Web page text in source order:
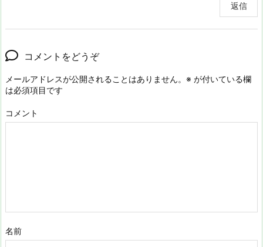
返信
コメントをどうぞ
メールアドレスが公開されることはありません。 ※ が付いている欄
は必須項目です
コメント
名前